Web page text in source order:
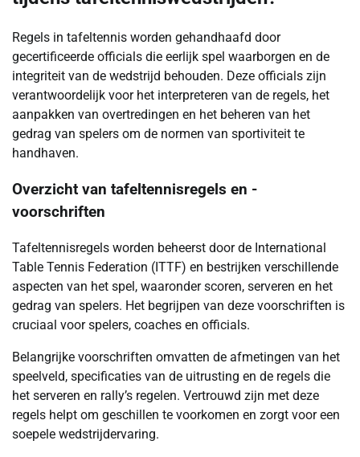
Regels in tafeltennis worden gehandhaafd door
gecertificeerde officials die eerlijk spel waarborgen en de
integriteit van de wedstrijd behouden. Deze officials zijn
verantwoordelijk voor het interpreteren van de regels, het
aanpakken van overtredingen en het beheren van het
gedrag van spelers om de normen van sportiviteit te
handhaven.
Overzicht van tafeltennisregels en -
voorschriften
Tafeltennisregels worden beheerst door de International
Table Tennis Federation (ITTF) en bestrijken verschillende
aspecten van het spel, waaronder scoren, serveren en het
gedrag van spelers. Het begrijpen van deze voorschriften is
cruciaal voor spelers, coaches en officials.
Belangrijke voorschriften omvatten de afmetingen van het
speelveld, specificaties van de uitrusting en de regels die
het serveren en rally’s regelen. Vertrouwd zijn met deze
regels helpt om geschillen te voorkomen en zorgt voor een
soepele wedstrijdervaring.